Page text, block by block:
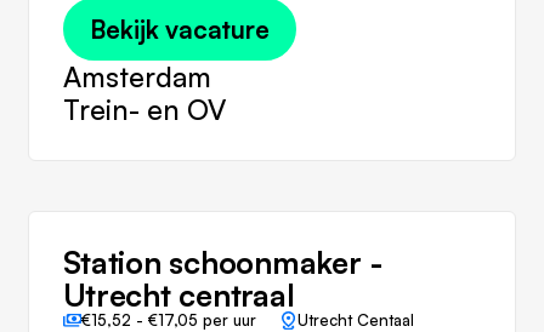
Bekijk vacature
Amsterdam
Trein- en OV
Station schoonmaker -
Utrecht centraal
€15,52 - €17,05 per uur
Utrecht Centaal